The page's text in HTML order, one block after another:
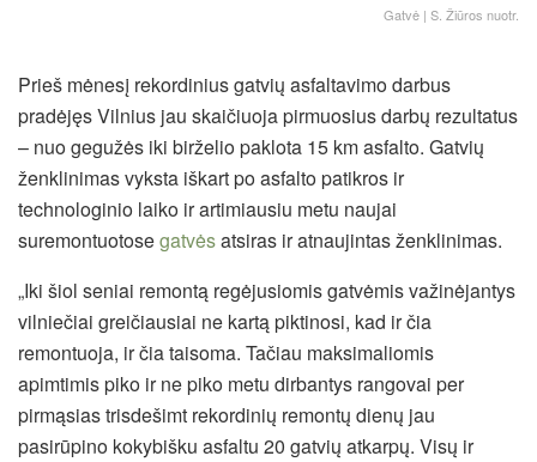
Gatvė | S. Žiūros nuotr.
Prieš mėnesį rekordinius gatvių asfaltavimo darbus
pradėjęs Vilnius jau skaičiuoja pirmuosius darbų rezultatus
– nuo gegužės iki birželio paklota 15 km asfalto. Gatvių
ženklinimas vyksta iškart po asfalto patikros ir
technologinio laiko ir artimiausiu metu naujai
suremontuotosegatvėsatsiras ir atnaujintas ženklinimas.
„Iki šiol seniai remontą regėjusiomis gatvėmis važinėjantys
vilniečiai greičiausiai ne kartą piktinosi, kad ir čia
remontuoja, ir čia taisoma. Tačiau maksimaliomis
apimtimis piko ir ne piko metu dirbantys rangovai per
pirmąsias trisdešimt rekordinių remontų dienų jau
pasirūpino kokybišku asfaltu 20 gatvių atkarpų. Visų ir